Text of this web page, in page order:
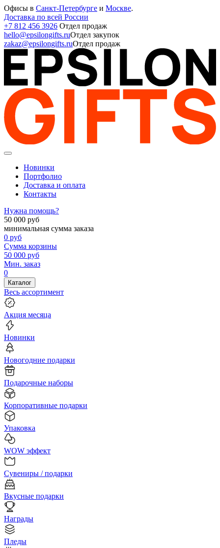
Офисы в Санкт-Петербурге и Москве.
Доставка по всей России
+7 812 456 3926 Отдел продаж
hello@epsilongifts.ruОтдел закупок
zakaz@epsilongifts.ruОтдел продаж
Новинки
Портфолио
Доставка и оплата
Контакты
Нужна помощь?
50 000 руб
минимальная сумма заказа
0 руб
Сумма корзины
50 000 руб
Мин. заказ
0
Каталог
Весь ассортимент
Акция месяца
Новинки
Новогодние подарки
Подарочные наборы
Корпоративные подарки
Упаковка
WOW эффект
Сувениры / подарки
Вкусные подарки
Награды
Пледы